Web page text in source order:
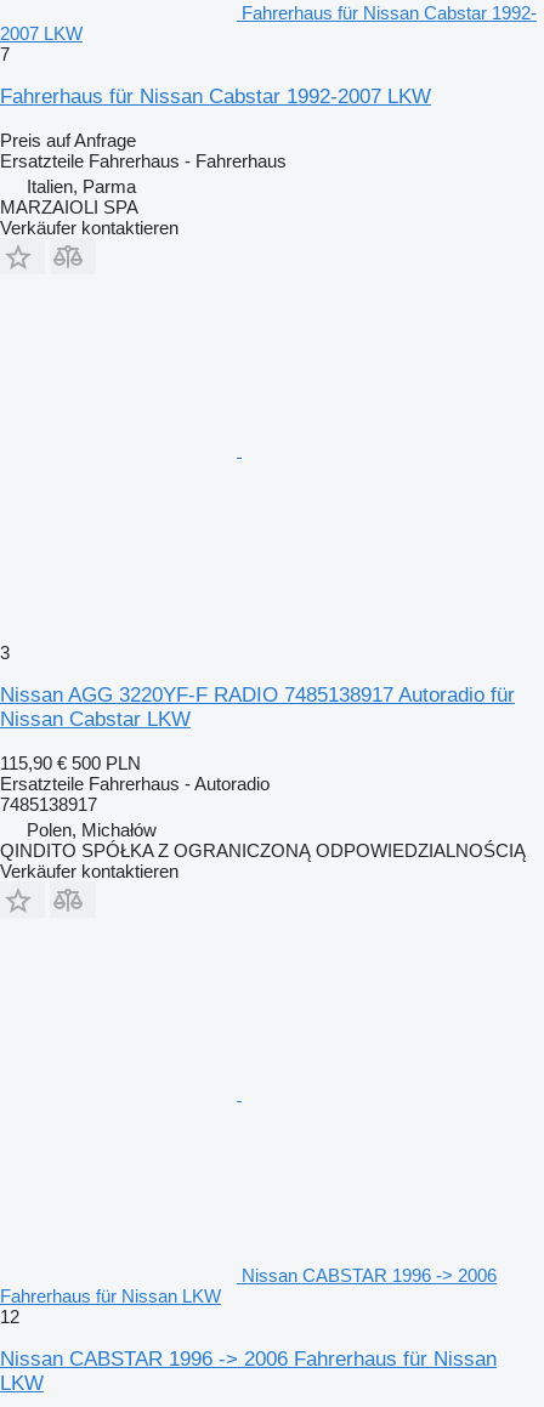
Fahrerhaus für Nissan Cabstar 1992-
2007 LKW
7
Fahrerhaus für Nissan Cabstar 1992-2007 LKW
Preis auf Anfrage
Ersatzteile Fahrerhaus - Fahrerhaus
Italien, Parma
MARZAIOLI SPA
Verkäufer kontaktieren
3
Nissan AGG 3220YF-F RADIO 7485138917 Autoradio für
Nissan Cabstar LKW
115,90 € 500 PLN
Ersatzteile Fahrerhaus - Autoradio
7485138917
Polen, Michałów
QINDITO SPÓŁKA Z OGRANICZONĄ ODPOWIEDZIALNOŚCIĄ
Verkäufer kontaktieren
Nissan CABSTAR 1996 -> 2006
Fahrerhaus für Nissan LKW
12
Nissan CABSTAR 1996 -> 2006 Fahrerhaus für Nissan
LKW